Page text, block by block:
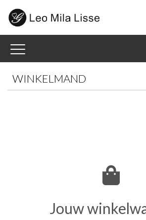
Toggle
navigation
WINKELMAND
Jouw